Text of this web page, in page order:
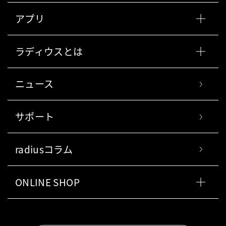
アプリ
ラディウスとは
ニュース
サポート
radiusコラム
ONLINE SHOP